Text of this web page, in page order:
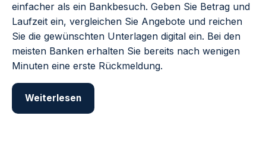
einfacher als ein Bankbesuch. Geben Sie Betrag und
Laufzeit ein, vergleichen Sie Angebote und reichen
Sie die gewünschten Unterlagen digital ein. Bei den
meisten Banken erhalten Sie bereits nach wenigen
Minuten eine erste Rückmeldung.
Weiterlesen